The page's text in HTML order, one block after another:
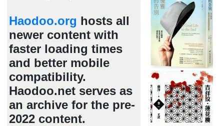
Haodoo.org hosts all
newer content with
faster loading times
and better mobile
compatibility.
Haodoo.net serves as
an archive for the pre-
2022 content.